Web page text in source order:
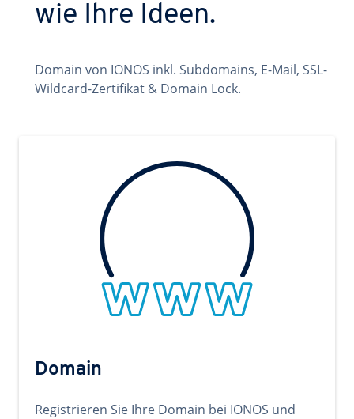
wie Ihre Ideen.
Domain von IONOS inkl. Subdomains, E-Mail, SSL-
Wildcard-Zertifikat & Domain Lock.
Domain
Registrieren Sie Ihre Domain bei IONOS und